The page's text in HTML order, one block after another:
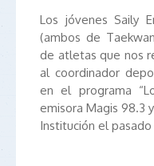
Los jóvenes Saily
(ambos de
de atletas que nos
al coordinador
en el programa
emisora Magis 98.3
Institución el